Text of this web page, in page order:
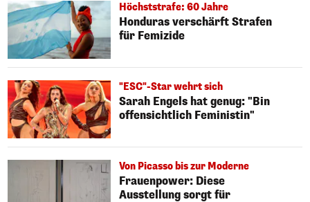
Höchststrafe: 60 Jahre
Honduras verschärft Strafen
für Femizide
"ESC"-Star wehrt sich
Sarah Engels hat genug: "Bin
offensichtlich Feministin"
Von Picasso bis zur Moderne
Frauenpower: Diese
Ausstellung sorgt für